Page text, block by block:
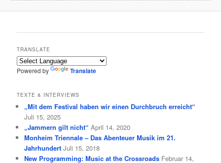
TRANSLATE
Powered by Translate
TEXTE & INTERVIEWS
„Mit dem Festival haben wir einen Durchbruch erreicht“
Juli 15, 2025
„Jammern gilt nicht“ April 14, 2020
Monheim Triennale – Das Abenteuer Musik im 21.
Jahrhundert Juli 15, 2018
New Programming: Music at the Crossroads Februar 14,